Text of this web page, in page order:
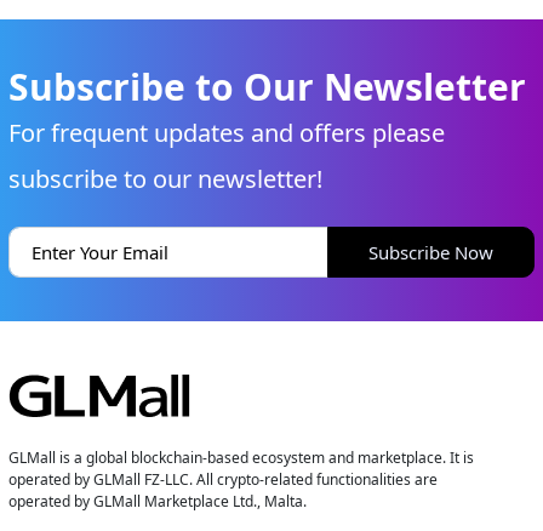
Subscribe to Our Newsletter
For frequent updates and offers please
subscribe to our newsletter!
Subscribe Now
GLMall is a global blockchain-based ecosystem and marketplace. It is
operated by GLMall FZ-LLC. All crypto-related functionalities are
operated by GLMall Marketplace Ltd., Malta.